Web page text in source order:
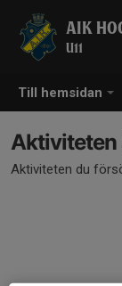
Till hemsidan
AIK
U11
Aktiviteten
Aktiviteten du